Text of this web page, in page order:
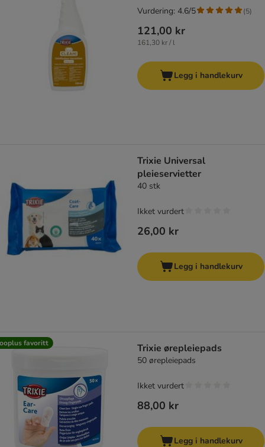
121,00 kr
161,30 kr / l
Vurdering: 4.6/5 (5)
Legg i handlekurv
Trixie Universal
pleieservietter
40 stk
26,00 kr
Ikket vurdert
Legg i handlekurv
favoritt Trixie ørepleiepads
50 ørepleiepads
88,00 kr
Ikket vurdert
Legg i handlekurv